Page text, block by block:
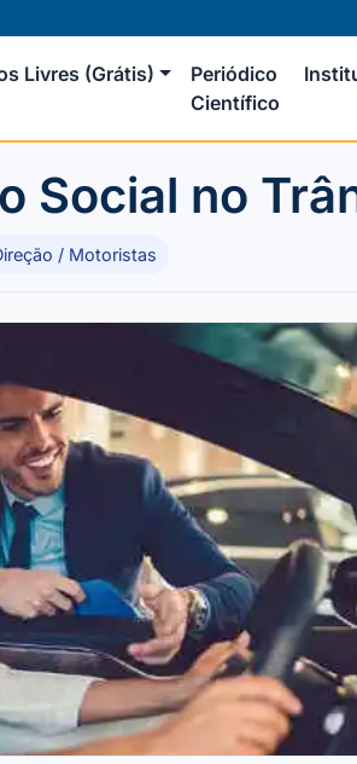
Livres (Grátis)
Periódico
Científico
Social no
/ Motoristas